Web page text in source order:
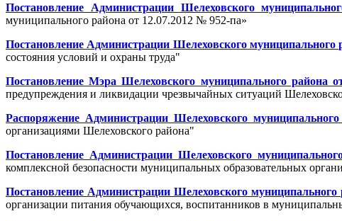
Постановление Администрации Шелеховского
муниципального района от 12.07.2012 № 952-па»
Постановление Администрации Шелеховского муниципального
состояния условий и охраны труда"
Постановление Мэра Шелеховского муниципального района
предупреждения и ликвидации чрезвычайных ситуаций
Распоряжение Администрации Шелеховского
организациями Шелеховского района"
Постановление Администрации Шелеховского
комплексной безопасности муниципальных образовательных
Постановление Администрации Шелеховского муниципального
организации питания обучающихся, воспитанников в